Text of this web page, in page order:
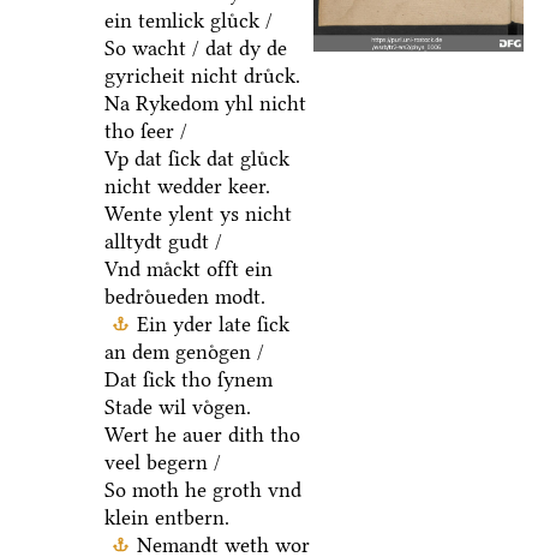
ein temlick gluͤck /
So wacht / dat dy de
gyricheit nicht druͤck.
Na Rykedom yhl nicht
tho ſeer /
Vp dat ſick dat gluͤck
nicht wedder keer.
Wente ylent ys nicht
alltydt gudt /
Vnd maͤckt offt ein
bedroͤueden modt.
Ein yder late ſick
an dem genoͤgen /
Dat ſick tho ſynem
Stade wil voͤgen.
Wert he auer dith tho
veel begern /
So moth he groth vnd
klein entbern.
Nemandt weth wor